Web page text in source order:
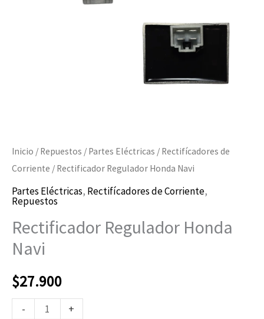
Inicio / Repuestos / Partes Eléctricas / Rectifícadores de
Corriente / Rectificador Regulador Honda Navi
Partes Eléctricas, Rectifícadores de Corriente,
Repuestos
Rectificador Regulador Honda
Navi
$27.900
- +